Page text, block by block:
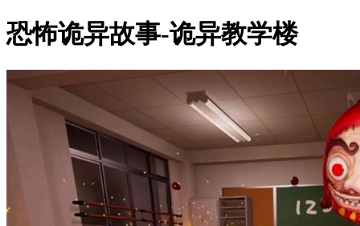
恐怖诡异故事-诡异教学楼